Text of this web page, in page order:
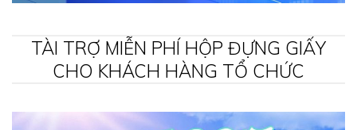
TÀI TRỢ MIỄN PHÍ HỘP ĐỰNG GIẤY
CHO KHÁCH HÀNG TỔ CHỨC